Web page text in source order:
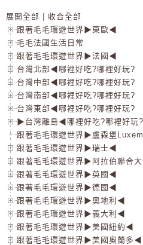
展開全部 | 收合全部
跟著毛毛環遊世界▶東歐◀
毛毛法國生活日常
跟著毛毛環遊世界▶法國◀
台灣北部◀哪裡好吃?哪裡好玩?
台灣中部◀哪裡好吃?哪裡好玩?
台灣南部◀哪裡好吃?哪裡好玩?
台灣東部◀哪裡好吃?哪裡好玩?
▶台灣離島◀哪裡好吃?哪裡好玩?
跟著毛毛環遊世界▶盧森堡
跟著毛毛環遊世界▶瑞士◀
跟著毛毛環遊世界▶阿拉伯聯合
跟著毛毛環遊世界▶英國◀
跟著毛毛環遊世界▶德國◀
跟著毛毛環遊世界▶奧地利◀
跟著毛毛環遊世界▶義大利◀
跟著毛毛環遊世界▶美國紐約◀
跟著毛毛環遊世界▶美國奧蘭多◀